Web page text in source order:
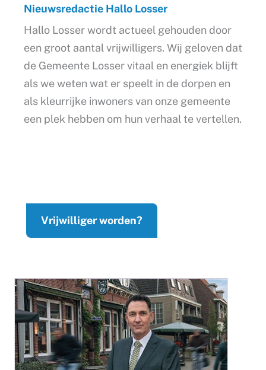
Nieuwsredactie Hallo Losser
Hallo Losser wordt actueel gehouden door
een groot aantal vrijwilligers. Wij geloven dat
de Gemeente Losser vitaal en energiek blijft
als we weten wat er speelt in de dorpen en
als kleurrijke inwoners van onze gemeente
een plek hebben om hun verhaal te vertellen.
Vrijwilliger worden?